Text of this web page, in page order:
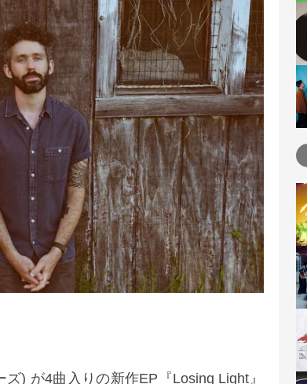
) が4曲入りの新作EP『Losing Light』